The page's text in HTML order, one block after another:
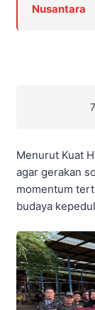
Nusantara
Menurut Kuat
agar gerakan
momentum
budaya